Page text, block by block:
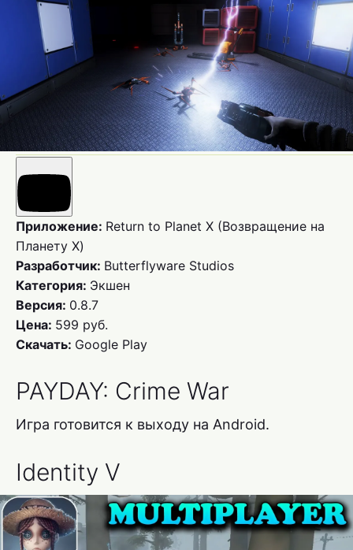
Приложение: Return to Planet X (Возвращение на
Планету Х)
Разработчик: Butterflyware Studios
Категория: Экшен
Версия: 0.8.7
Цена: 599 руб.
Скачать: Google Play
PAYDAY: Crime War
Игра готовится к выходу на Android.
Identity V